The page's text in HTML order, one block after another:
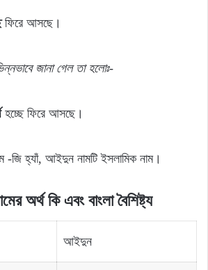
ফিরে আসছে।
জানা গেল তা হলোঃ-
হচ্ছে ফিরে আসছে।
জি হ্যাঁ, আইদুন নামটি ইসলামিক নাম।
অর্থ কি এবং বাংলা বৈশিষ্ট্য
আইদুন